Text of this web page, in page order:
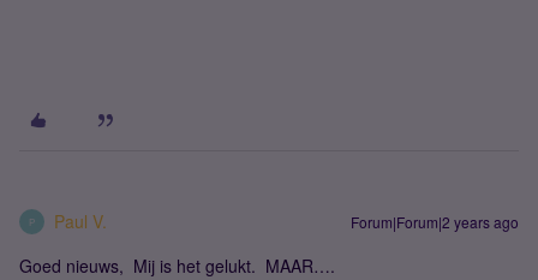
P Paul V. Forum|Forum|2 years ago
Goed nieuws, Mij is het gelukt. MAAR….